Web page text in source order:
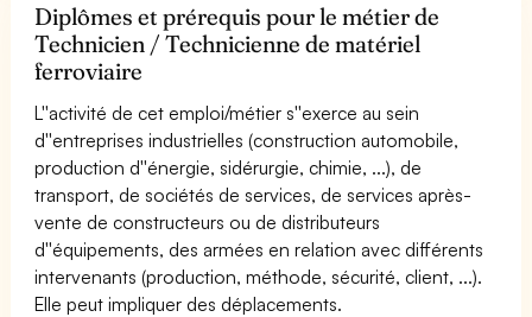
Diplômes et prérequis pour le métier de
Technicien / Technicienne de matériel
ferroviaire
L''activité de cet emploi/métier s''exerce au sein
d''entreprises industrielles (construction automobile,
production d''énergie, sidérurgie, chimie, ...), de
transport, de sociétés de services, de services après-
vente de constructeurs ou de distributeurs
d''équipements, des armées en relation avec différents
intervenants (production, méthode, sécurité, client, ...).
Elle peut impliquer des déplacements.